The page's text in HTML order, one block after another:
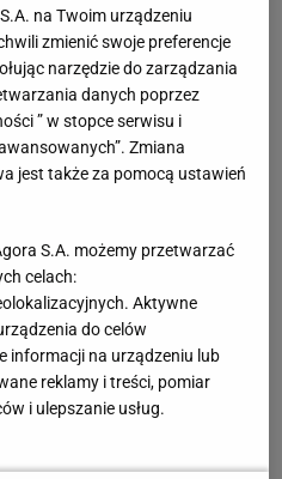
zgarnie maksa w Szybkiej
OGÓLNEJ SPRAWDZIAN
na Twoim urządzeniu
zmienić swoje preferencje
narzędzie do zarządzania
danych poprzez
” w stopce serwisu i
Zmiana
jest także za pomocą ustawień
S.A. możemy przetwarzać
celach:
Aktywne
do celów
informacji na urządzeniu lub
reklamy i treści, pomiar
i ulepszanie usług.